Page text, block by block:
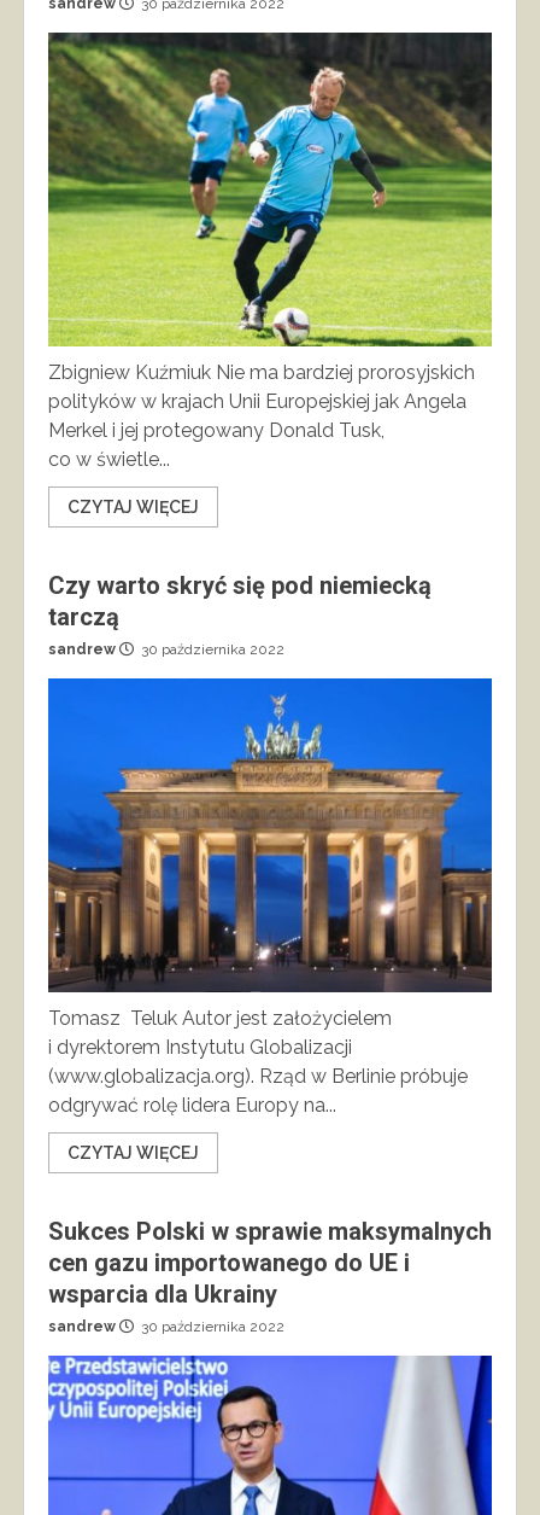
sandrew 30 października 2022
Zbigniew Kuźmiuk Nie ma bardziej prorosyjskich
polityków w krajach Unii Europejskiej jak Angela
Merkel i jej protegowany Donald Tusk,
co w świetle...
CZYTAJ WIĘCEJ
Czy warto skryć się pod niemiecką
tarczą
sandrew 30 października 2022
Tomasz Teluk Autor jest założycielem
i dyrektorem Instytutu Globalizacji
(www.globalizacja.org). Rząd w Berlinie próbuje
odgrywać rolę lidera Europy na...
CZYTAJ WIĘCEJ
Sukces Polski w sprawie maksymalnych
cen gazu importowanego do UE i
wsparcia dla Ukrainy
sandrew 30 października 2022